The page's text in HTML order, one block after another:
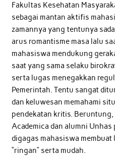
Fakultas Kesehatan
sebagai mantan aktifis
zamannya yang tentunya
arus romantisme masa lalu
mahasiswa mendukung
saat yang sama selaku
serta lugas menegakkan
Pemerintah. Tentu sangat
dan keluwesan memahami
pendekatan kritis.
Academica dan alumni
digagas mahasiswa
“ringan” serta mudah.